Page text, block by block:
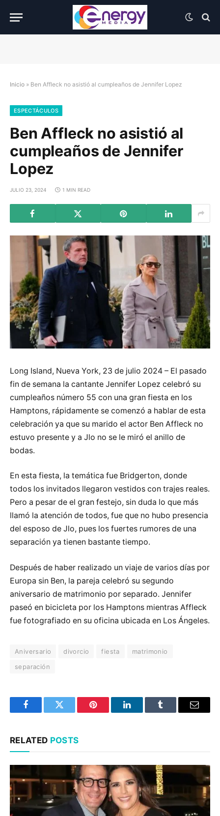
Inicio » Ben Affleck no asistió al cumpleaños de Jennifer Lopez
ESPECTÁCULOS
Ben Affleck no asistió al
cumpleaños de Jennifer
Lopez
JULIO 23, 2024 1 MIN READ
Long Island, Nueva York, 23 de julio 2024 – El pasado
fin de semana la cantante Jennifer Lopez celebró su
cumpleaños número 55 con una gran fiesta en los
Hamptons, rápidamente se comenzó a hablar de esta
celebración ya que su marido el actor Ben Affleck no
estuvo presente y a Jlo no se le miró el anillo de
bodas.
En esta fiesta, la temática fue Bridgerton, donde
todos los invitados llegaron vestidos con trajes reales.
Pero a pesar de el gran festejo, sin duda lo que más
llamó la atención de todos, fue que no hubo presencia
del esposo de Jlo, pues los fuertes rumores de una
separación ya tienen bastante tiempo.
Después de haber realizado un viaje de varios días por
Europa sin Ben, la pareja celebró su segundo
aniversario de matrimonio por separado. Jennifer
paseó en bicicleta por los Hamptons mientras Affleck
fue fotografiado en su oficina ubicada en Los Ángeles.
Aniversario divorcio fiesta
matrimonio
separación
FacebookTwitter Pinterest LinkedInTumblr Email
RELATED POSTS